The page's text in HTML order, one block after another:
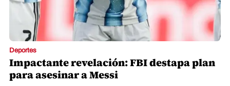
Deportes
Impactante revelación: FBI destapa plan
para asesinar a Messi